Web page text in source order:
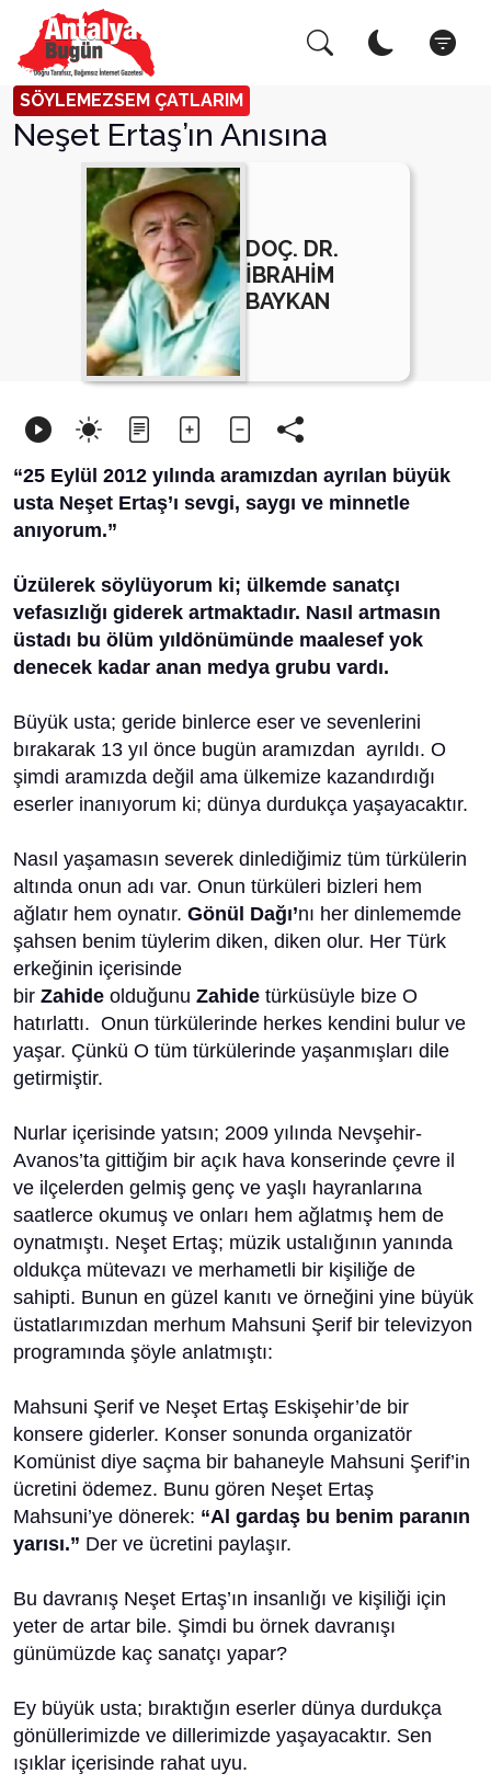
SÖYLEMEZSEM ÇATLARIM
Neşet Ertaş’ın Anısına
DOÇ. DR.
İBRAHİM
BAYKAN
“25 Eylül 2012 yılında aramızdan ayrılan büyük
usta Neşet Ertaş’ı sevgi, saygı ve minnetle
anıyorum.”
Üzülerek söylüyorum ki; ülkemde sanatçı
vefasızlığı giderek artmaktadır. Nasıl artmasın
üstadı bu ölüm yıldönümünde maalesef yok
denecek kadar anan medya grubu vardı.
Büyük usta; geride binlerce eser ve sevenlerini
bırakarak 13 yıl önce bugün aramızdan ayrıldı. O
şimdi aramızda değil ama ülkemize kazandırdığı
eserler inanıyorum ki; dünya durdukça yaşayacaktır.
Nasıl yaşamasın severek dinlediğimiz tüm türkülerin
altında onun adı var. Onun türküleri bizleri hem
ağlatır hem oynatır. Gönül Dağı’nı her dinlememde
şahsen benim tüylerim diken, diken olur. Her Türk
erkeğinin içerisinde
bir Zahide olduğunu Zahide türküsüyle bize O
hatırlattı. Onun türkülerinde herkes kendini bulur ve
yaşar. Çünkü O tüm türkülerinde yaşanmışları dile
getirmiştir.
Nurlar içerisinde yatsın; 2009 yılında Nevşehir-
Avanos’ta gittiğim bir açık hava konserinde çevre il
ve ilçelerden gelmiş genç ve yaşlı hayranlarına
saatlerce okumuş ve onları hem ağlatmış hem de
oynatmıştı. Neşet Ertaş; müzik ustalığının yanında
oldukça mütevazı ve merhametli bir kişiliğe de
sahipti. Bunun en güzel kanıtı ve örneğini yine büyük
üstatlarımızdan merhum Mahsuni Şerif bir televizyon
programında şöyle anlatmıştı:
Mahsuni Şerif ve Neşet Ertaş Eskişehir’de bir
konsere giderler. Konser sonunda organizatör
Komünist diye saçma bir bahaneyle Mahsuni Şerif’in
ücretini ödemez. Bunu gören Neşet Ertaş
Mahsuni’ye dönerek: “Al gardaş bu benim paranın
yarısı.” Der ve ücretini paylaşır.
Bu davranış Neşet Ertaş’ın insanlığı ve kişiliği için
yeter de artar bile. Şimdi bu örnek davranışı
günümüzde kaç sanatçı yapar?
Ey büyük usta; bıraktığın eserler dünya durdukça
gönüllerimizde ve dillerimizde yaşayacaktır. Sen
ışıklar içerisinde rahat uyu.
Arama Yap! Kapat